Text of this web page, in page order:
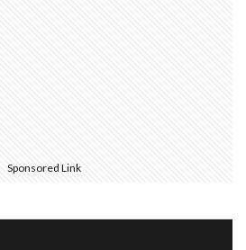
Sponsored Link